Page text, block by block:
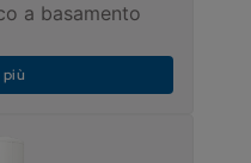
a basamento
più